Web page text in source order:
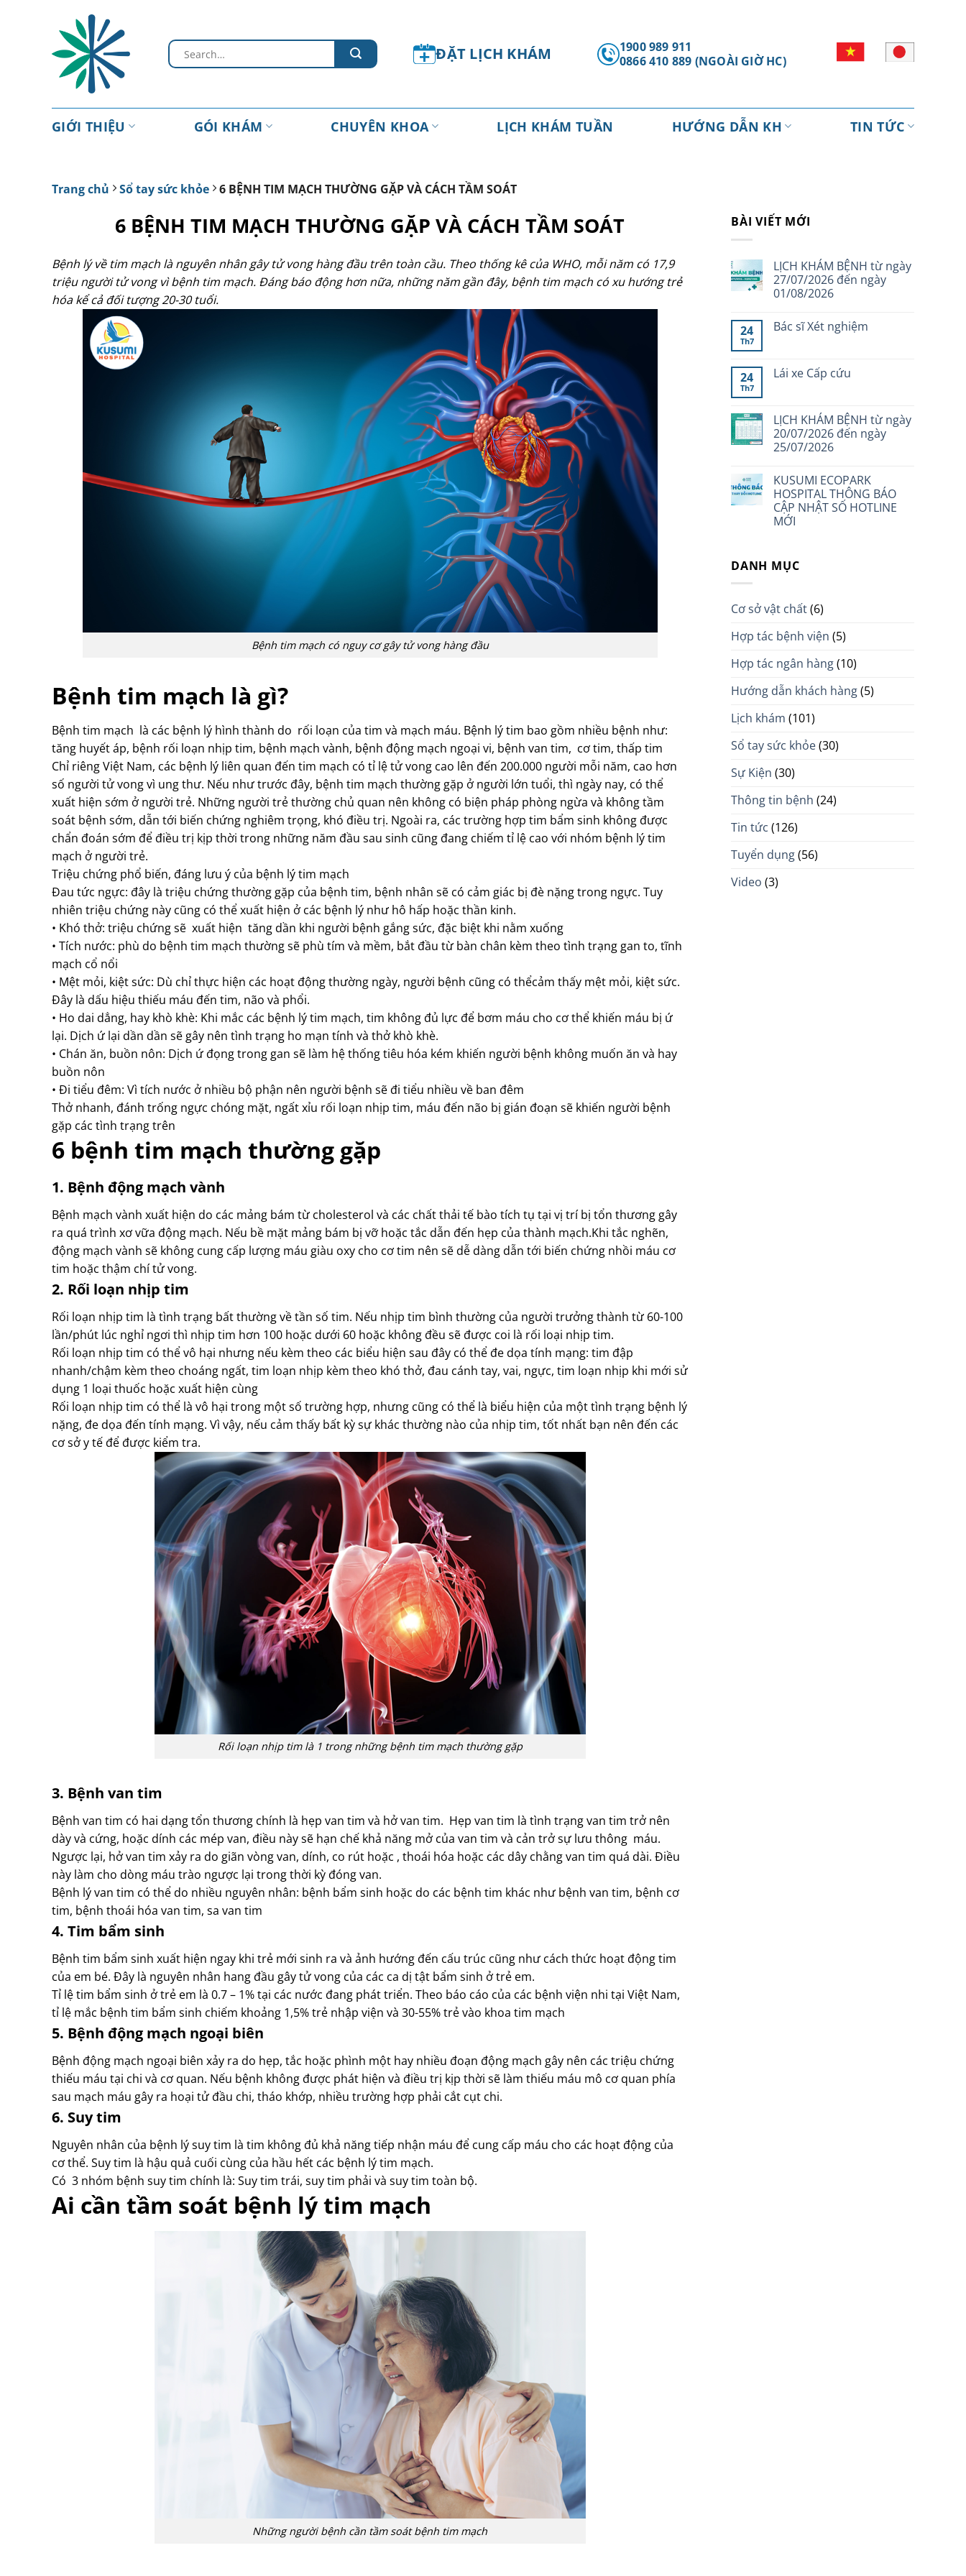
ĐẶT LỊCH KHÁM
1900 989 911
0866 410 889 (NGOÀI GIỜ HC)
GIỚI THIỆU GÓI KHÁM CHUYÊN KHOA LỊCH KHÁM TUẦN HƯỚNG DẪN KH TIN TỨC
Trang chủ Sổ tay sức khỏe 6 BỆNH TIM MẠCH THƯỜNG GẶP VÀ CÁCH TẦM SOÁT
6 BỆNH TIM MẠCH THƯỜNG GẶP VÀ CÁCH TẦM SOÁT
Bệnh lý về tim mạch là nguyên nhân gây tử vong hàng đầu trên toàn cầu. Theo thống kê của WHO, mỗi năm có 17,9
triệu người tử vong vì bệnh tim mạch. Đáng báo động hơn nữa, những năm gần đây, bệnh tim mạch có xu hướng trẻ
hóa kể cả đối tượng 20-30 tuổi.
Bệnh tim mạch có nguy cơ gây tử vong hàng đầu
Bệnh tim mạch là gì?
Bệnh tim mạch là các bệnh lý hình thành do rối loạn của tim và mạch máu. Bệnh lý tim bao gồm nhiều bệnh như:
tăng huyết áp, bệnh rối loạn nhịp tim, bệnh mạch vành, bệnh động mạch ngoại vi, bệnh van tim, cơ tim, thấp tim
Chỉ riêng Việt Nam, các bệnh lý liên quan đến tim mạch có tỉ lệ tử vong cao lên đến 200.000 người mỗi năm, cao hơn
số người tử vong vì ung thư. Nếu như trước đây, bệnh tim mạch thường gặp ở người lớn tuổi, thì ngày nay, có thể
xuất hiện sớm ở người trẻ. Những người trẻ thường chủ quan nên không có biện pháp phòng ngừa và không tầm
soát bệnh sớm, dẫn tới biến chứng nghiêm trọng, khó điều trị. Ngoài ra, các trường hợp tim bẩm sinh không được
chẩn đoán sớm để điều trị kịp thời trong những năm đầu sau sinh cũng đang chiếm tỉ lệ cao với nhóm bệnh lý tim
mạch ở người trẻ.
Triệu chứng phổ biến, đáng lưu ý của bệnh lý tim mạch
Đau tức ngực: đây là triệu chứng thường gặp của bệnh tim, bệnh nhân sẽ có cảm giác bị đè nặng trong ngực. Tuy
nhiên triệu chứng này cũng có thể xuất hiện ở các bệnh lý như hô hấp hoặc thần kinh.
• Khó thở: triệu chứng sẽ xuất hiện tăng dần khi người bệnh gắng sức, đặc biệt khi nằm xuống
• Tích nước: phù do bệnh tim mạch thường sẽ phù tím và mềm, bắt đầu từ bàn chân kèm theo tình trạng gan to, tĩnh
mạch cổ nổi
• Mệt mỏi, kiệt sức: Dù chỉ thực hiện các hoạt động thường ngày, người bệnh cũng có thểcảm thấy mệt mỏi, kiệt sức.
Đây là dấu hiệu thiếu máu đến tim, não và phổi.
• Ho dai dẳng, hay khò khè: Khi mắc các bệnh lý tim mạch, tim không đủ lực để bơm máu cho cơ thể khiến máu bị ứ
lại. Dịch ứ lại dần dần sẽ gây nên tình trạng ho mạn tính và thở khò khè.
• Chán ăn, buồn nôn: Dịch ứ đọng trong gan sẽ làm hệ thống tiêu hóa kém khiến người bệnh không muốn ăn và hay
buồn nôn
• Đi tiểu đêm: Vì tích nước ở nhiều bộ phận nên người bệnh sẽ đi tiểu nhiều về ban đêm
Thở nhanh, đánh trống ngực chóng mặt, ngất xỉu rối loạn nhịp tim, máu đến não bị gián đoạn sẽ khiến người bệnh
gặp các tình trạng trên
6 bệnh tim mạch thường gặp
1. Bệnh động mạch vành
Bệnh mạch vành xuất hiện do các mảng bám từ cholesterol và các chất thải tế bào tích tụ tại vị trí bị tổn thương gây
ra quá trình xơ vữa động mạch. Nếu bề mặt mảng bám bị vỡ hoặc tắc dẫn đến hẹp của thành mạch.Khi tắc nghẽn,
động mạch vành sẽ không cung cấp lượng máu giàu oxy cho cơ tim nên sẽ dễ dàng dẫn tới biến chứng nhồi máu cơ
tim hoặc thậm chí tử vong.
2. Rối loạn nhịp tim
Rối loạn nhịp tim là tình trạng bất thường về tần số tim. Nếu nhịp tim bình thường của người trưởng thành từ 60-100
lần/phút lúc nghỉ ngơi thì nhịp tim hơn 100 hoặc dưới 60 hoặc không đều sẽ được coi là rối loại nhịp tim.
Rối loạn nhịp tim có thể vô hại nhưng nếu kèm theo các biểu hiện sau đây có thể đe dọa tính mạng: tim đập
nhanh/chậm kèm theo choáng ngất, tim loạn nhịp kèm theo khó thở, đau cánh tay, vai, ngực, tim loạn nhịp khi mới sử
dụng 1 loại thuốc hoặc xuất hiện cùng
Rối loạn nhịp tim có thể là vô hại trong một số trường hợp, nhưng cũng có thể là biểu hiện của một tình trạng bệnh lý
nặng, đe dọa đến tính mạng. Vì vậy, nếu cảm thấy bất kỳ sự khác thường nào của nhịp tim, tốt nhất bạn nên đến các
cơ sở y tế để được kiểm tra.
Rối loạn nhịp tim là 1 trong những bệnh tim mạch thường gặp
3. Bệnh van tim
Bệnh van tim có hai dạng tổn thương chính là hẹp van tim và hở van tim. Hẹp van tim là tình trạng van tim trở nên
dày và cứng, hoặc dính các mép van, điều này sẽ hạn chế khả năng mở của van tim và cản trở sự lưu thông máu.
Ngược lại, hở van tim xảy ra do giãn vòng van, dính, co rút hoặc , thoái hóa hoặc các dây chằng van tim quá dài. Điều
này làm cho dòng máu trào ngược lại trong thời kỳ đóng van.
Bệnh lý van tim có thể do nhiều nguyên nhân: bệnh bẩm sinh hoặc do các bệnh tim khác như bệnh van tim, bệnh cơ
tim, bệnh thoái hóa van tim, sa van tim
4. Tim bẩm sinh
Bệnh tim bẩm sinh xuất hiện ngay khi trẻ mới sinh ra và ảnh hướng đến cấu trúc cũng như cách thức hoạt động tim
của em bé. Đây là nguyên nhân hang đầu gây tử vong của các ca dị tật bẩm sinh ở trẻ em.
Tỉ lệ tim bẩm sinh ở trẻ em là 0.7 – 1% tại các nước đang phát triển. Theo báo cáo của các bệnh viện nhi tại Việt Nam,
tỉ lệ mắc bệnh tim bẩm sinh chiếm khoảng 1,5% trẻ nhập viện và 30-55% trẻ vào khoa tim mạch
5. Bệnh động mạch ngoại biên
Bệnh động mạch ngoại biên xảy ra do hẹp, tắc hoặc phình một hay nhiều đoạn động mạch gây nên các triệu chứng
thiếu máu tại chi và cơ quan. Nếu bệnh không được phát hiện và điều trị kịp thời sẽ làm thiếu máu mô cơ quan phía
sau mạch máu gây ra hoại tử đầu chi, tháo khớp, nhiều trường hợp phải cắt cụt chi.
6. Suy tim
Nguyên nhân của bệnh lý suy tim là tim không đủ khả năng tiếp nhận máu để cung cấp máu cho các hoạt động của
cơ thể. Suy tim là hậu quả cuối cùng của hầu hết các bệnh lý tim mạch.
Có 3 nhóm bệnh suy tim chính là: Suy tim trái, suy tim phải và suy tim toàn bộ.
Ai cần tầm soát bệnh lý tim mạch
Những người bệnh cần tầm soát bệnh tim mạch
BÀI VIẾT MỚI
LỊCH KHÁM BỆNH từ ngày
27/07/2026 đến ngày
01/08/2026
24
Th7
Bác sĩ Xét nghiệm
24
Th7
Lái xe Cấp cứu
LỊCH KHÁM BỆNH từ ngày
20/07/2026 đến ngày
25/07/2026
KUSUMI ECOPARK
HOSPITAL THÔNG BÁO
CẬP NHẬT SỐ HOTLINE
MỚI
DANH MỤC
Cơ sở vật chất(6)
Hợp tác bệnh viện (5)
Hợp tác ngân hàng(10)
Hướng dẫn khách hàng(5)
Lịch khám (101)
Sổ tay sức khỏe(30)
Sự Kiện (30)
Thông tin bệnh (24)
Tin tức (126)
Tuyển dụng(56)
Video (3)